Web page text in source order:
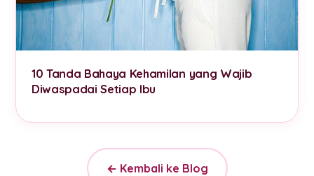
10 Tanda Bahaya Kehamilan yang Wajib
Diwaspadai Setiap Ibu
← Kembali ke Blog